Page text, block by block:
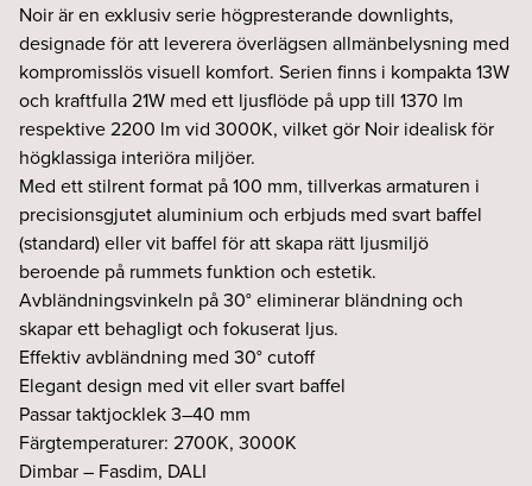
Noir är en exklusiv serie högpresterande downlights,
designade för att leverera överlägsen allmänbelysning med
kompromisslös visuell komfort. Serien finns i kompakta 13W
och kraftfulla 21W med ett ljusflöde på upp till 1370 lm
respektive 2200 lm vid 3000K, vilket gör Noir idealisk för
högklassiga interiöra miljöer.
Med ett stilrent format på 100 mm, tillverkas armaturen i
precisionsgjutet aluminium och erbjuds med svart baffel
(standard) eller vit baffel för att skapa rätt ljusmiljö
beroende på rummets funktion och estetik.
Avbländningsvinkeln på 30° eliminerar bländning och
skapar ett behagligt och fokuserat ljus.
Effektiv avbländning med 30° cutoff
Elegant design med vit eller svart baffel
Passar taktjocklek 3–40 mm
Färgtemperaturer: 2700K, 3000K
Dimbar – Fasdim, DALI